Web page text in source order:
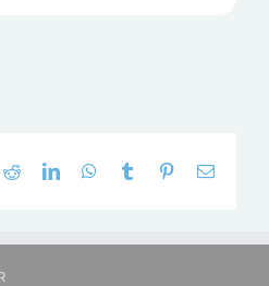
RedditLinkedInWhatsApp
Tumblr Pinterest
E-